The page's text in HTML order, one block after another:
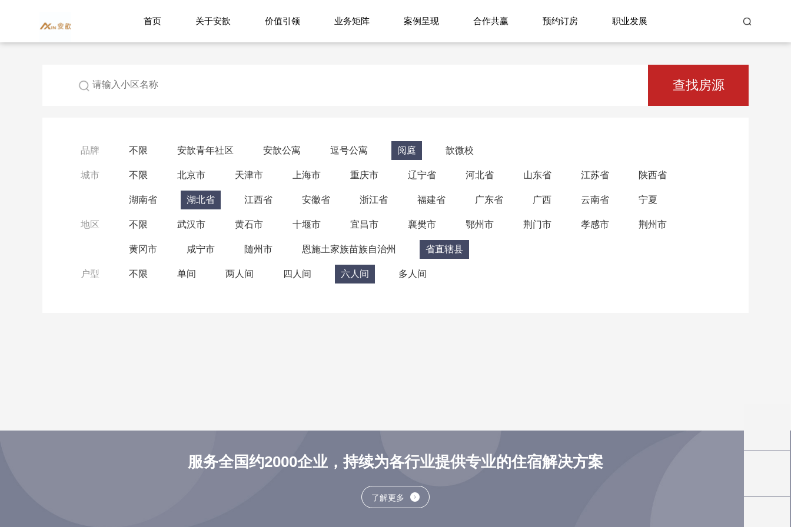
首页 关于安歆 价值引领 业务矩阵 案例呈现 合作共赢 预约订房 职业发展
查找房源
品牌 不限 安歆青年社区 安歆公寓 逗号公寓 阅庭 歆微校
城市 不限 北京市 天津市 上海市 重庆市 辽宁省 河北省 山东省 江苏省 陕西省
湖南省 湖北省 江西省 安徽省 浙江省 福建省 广东省 广西 云南省 宁夏
地区 不限 武汉市 黄石市 十堰市 宜昌市 襄樊市 鄂州市 荆门市 孝感市 荆州市
黄冈市 咸宁市 随州市 恩施土家族苗族自治州 省直辖县
户型 不限 单间 两人间 四人间 六人间 多人间
服务全国约2000企业，持续为各行业提供专业的住宿解决方案
了解更多